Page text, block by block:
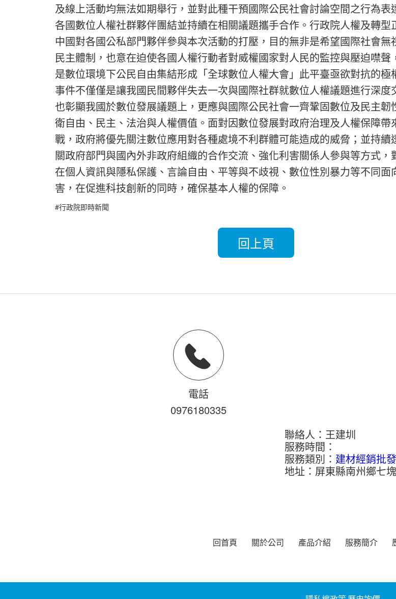
及線上活動均無法如期舉行，並對此種干預國際公民社會討論空間之行為表
各國數位人權社群夥伴團結並持續在相關議題攜手合作。行政院人權及轉型
中國對各國公私部門夥伴參與本次活動的打壓，目的無非是希望國際社會無
民主體制，也意在迫使各國人權行動者對威權國家對人民的監控與壓迫噤聲
是數位環境下公民自由集結形成「全球數位人權大會」此平臺亟欲對抗的極
事件不僅僅是讓我國民間夥伴失去一次與國際社群就數位人權議題進行深度
也彰顯我國於數位發展議題上，更應與國際公民社會一齊鞏固數位及民主韌
衛自由、民主、法治與人權價值。面對因數位發展對政府治理及人權保障帶
戰，政府將優先關注數位應用對各種處境不利群體可能造成的威脅；並持續
關政府部門與國內外非政府組織的合作交流、強化利害關係人參與等方式，
在個人資訊與隱私保護、言論自由、平等與不歧視、數位性別暴力等不同面
害，在促進科技創新的同時，確保基本人權的保障。
#行政院即時新聞
回上頁
電話
0976180335
聯絡人：王建圳
服務時間：
服務類別： 建材經銷批發
地址：屏東縣南州鄉七
回首頁 關於公司 產品介紹 服務簡介